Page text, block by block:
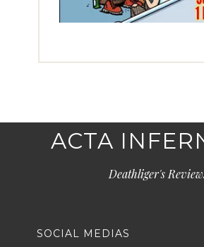
ACTA
Deathliger's
SOCIAL MEDIAS